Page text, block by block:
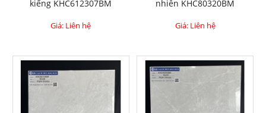
kiếng KHC612307BM
Giá: Liên hệ
nhiên KHC80320BM
Giá: Liên hệ